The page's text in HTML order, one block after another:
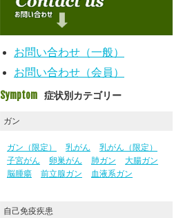
お問い合わせ（一般）
お問い合わせ（会員）
Symptom 症状別カテゴリー
ガン
ガン（限定） 乳がん
乳がん（限定）
子宮がん
卵巣がん 肺ガン
大腸ガン
脳腫瘍
前立腺ガン 血液系ガン
自己免疫疾患